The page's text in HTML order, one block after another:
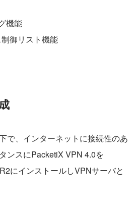
機能
御リスト機能
で、インターネットに接続性のあ
ンスにPacketiX VPN 4.0を
にインストールしVPNサーバと